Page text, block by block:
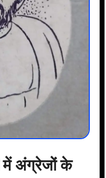
में अंग्रेजों के